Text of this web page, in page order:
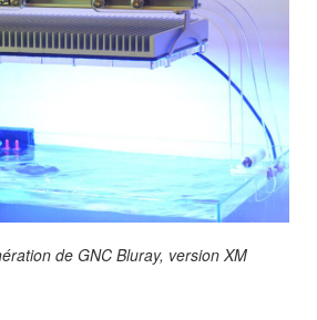
de GNC Bluray, version XM